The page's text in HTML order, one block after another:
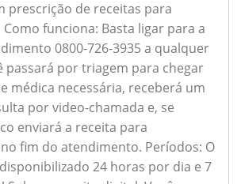
prescrição de receitas para
Como funciona: Basta ligar para a
0800-726-3935 a qualquer
passará por triagem para chegar
médica necessária, receberá um
por video-chamada e, se
enviará a receita para
fim do atendimento. Períodos: O
24 horas por dia e 7